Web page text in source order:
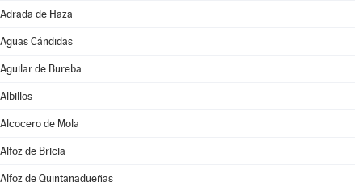
Adrada de Haza
Aguas Cándidas
Aguilar de Bureba
Albillos
Alcocero de Mola
Alfoz de Bricia
Alfoz de Quintanadueñas